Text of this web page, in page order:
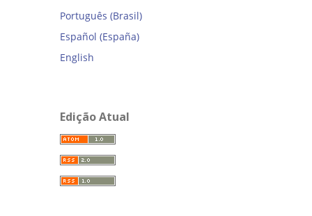
Português (Brasil)
Español (España)
English
Edição Atual